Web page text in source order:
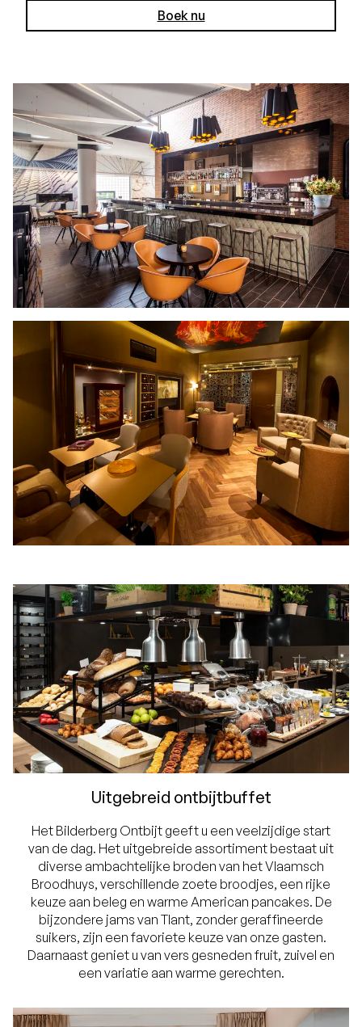
Boek nu
Uitgebreid ontbijtbuffet
Het Bilderberg Ontbijt geeft u een veelzijdige start
van de dag. Het uitgebreide assortiment bestaat uit
diverse ambachtelijke broden van het Vlaamsch
Broodhuys, verschillende zoete broodjes, een rijke
keuze aan beleg en warme American pancakes. De
bijzondere jams van Tlant, zonder geraffineerde
suikers, zijn een favoriete keuze van onze gasten.
Daarnaast geniet u van vers gesneden fruit, zuivel en
een variatie aan warme gerechten.